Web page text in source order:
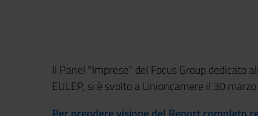
Il Panel "Imprese" del Focus Group dedicato
EULEP, si è svolto a Unioncamere il 30